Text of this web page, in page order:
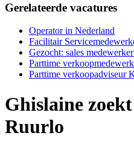
Gerelateerde vacatures
Operator in Nederland
Facilitair
Gezocht: sales
Parttime
Parttime verkoopadviseur
Ghislaine
Ruurlo